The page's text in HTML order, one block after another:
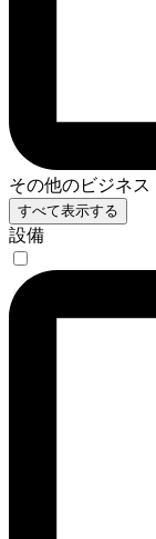
その他のビジネス
すべて表示する
設備